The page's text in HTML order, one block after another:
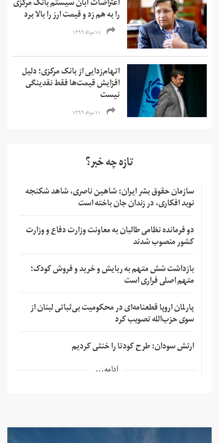
اعتراضات آبان سیستم بانک مرکزی
را به هم زد و قیمت ارز را بالا برد
۱۸ مرداد ۱۳۹۹
اتهام‌زدایی از بانک مرکزی؛ دلیل
افزایش قیمت‌ها فقط نقدینگی
نیست
۱۱ مرداد ۱۳۹۹
تازه چه خبر؟
سازمان حقوق بشر ایران: شاهین ناصری، شاهد شکنجه
نوید افکاری، در زندان جان باخته است
دو فرمانده نظامی طالبان به معاونت وزارت دفاع و وزارت
کشور منصوب شدند
بازداشت شش متهم به ربایش و خرید و فروش کودک؛
متهم اصلی فراری است
پارلمان اروپا قطعنامه‌ای در محکومیت بی‌ثباتی لبنان از
سوی حزب‌الله تصویب کرد
ارتش سودان: طرح کودتا را خنثی کردیم
ادامه...